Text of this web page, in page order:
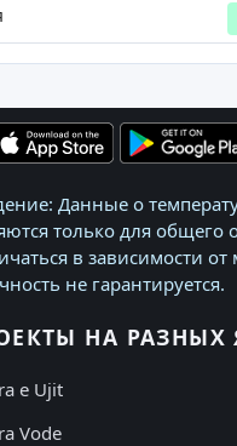
Данные о
только для общего
в зависимости от
не гарантируется.
НА РАЗНЫХ
e Ujit
Vode